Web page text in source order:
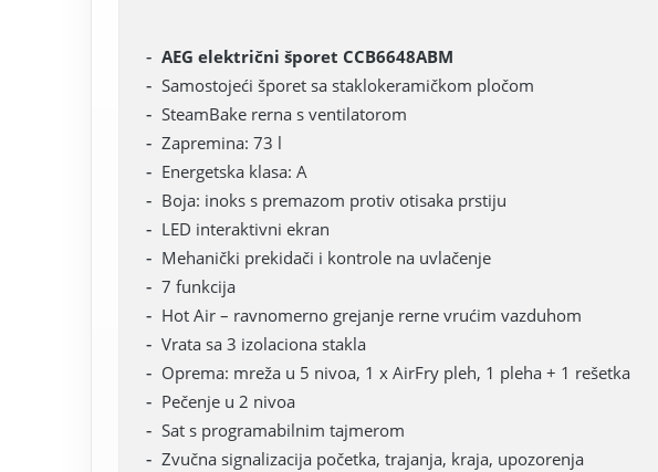
AEG električni šporet CCB6648ABM
Samostojeći šporet sa staklokeramičkom pločom
SteamBake rerna s ventilatorom
Zapremina: 73 l
Energetska klasa: A
Boja: inoks s premazom protiv otisaka prstiju
LED interaktivni ekran
Mehanički prekidači i kontrole na uvlačenje
7 funkcija
Hot Air – ravnomerno grejanje rerne vrućim vazduhom
Vrata sa 3 izolaciona stakla
Oprema: mreža u 5 nivoa, 1 x AirFry pleh, 1 pleha + 1 rešetka
Pečenje u 2 nivoa
Sat s programabilnim tajmerom
Zvučna signalizacija početka, trajanja, kraja, upozorenja